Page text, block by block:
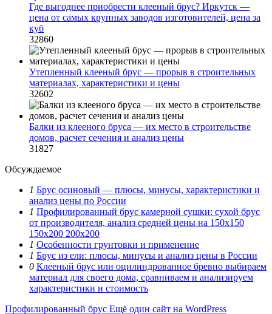
Где выгоднее приобрести клееный брус? Иркутск —
цена от самых крупных заводов изготовителей, цена за
куб
32860
Утепленный клееный брус — прорыв в строительных
материалах, характеристики и цены
32602
Балки из клееного бруса — их место в строительстве
домов, расчет сечения и анализ цены
31827
Обсуждаемое
1 Брус осиновый — плюсы, минусы, характеристики и
анализ цены по России
1 Профилированный брус камерной сушки: сухой брус
от производителя, анализ средней цены на 150х150
150х200 200х200
1 Особенности грунтовки и применение
1 Брус из ели: плюсы, минусы и анализ цены в России
0 Клееный брус или оцилиндрованное бревно выбираем
материал для своего дома, сравниваем и анализируем
характеристики и стоимость
Профилированный брус Ещё один сайт на WordPress